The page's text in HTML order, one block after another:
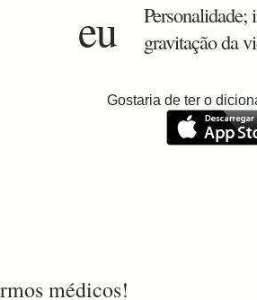
eu
gravitação da
Gostaria de ter o
médicos!